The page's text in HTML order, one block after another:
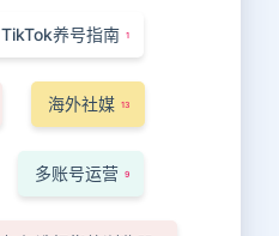
TikTok养号指南 1
海外社媒 13
多账号运营 9